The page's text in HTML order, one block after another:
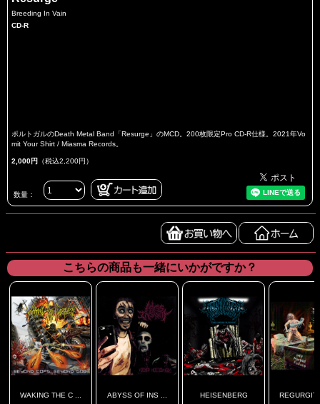
Breeding In Vain
CD-R
ポルトガルのDeath Metal Band「Resurge」のMCD。200枚限定Pro CD-R仕様。2021年Vo
mit Your Shirt / Miasma Records。
2,000円 （税込2,200円）
数量：
こちらの商品も一緒にいかがですか？
WAKING THE C ...
ABYSS OF INS ...
HEISENBERG